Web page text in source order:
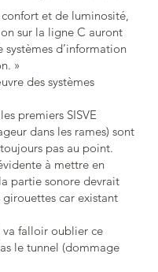
et de luminosité,
sur la ligne C auront
d’information
»
des systèmes
premiers SISVE
dans les rames) sont
pas au point.
à mettre en
partie sonore devrait
car existant
va falloir oublier ce
le tunnel (dommage